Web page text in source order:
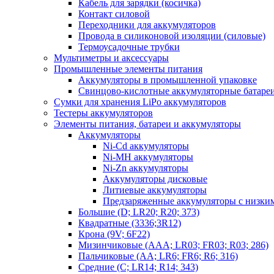
Кабель для зарядки (косичка)
Контакт силовой
Переходники для аккумуляторов
Провода в силиконовой изоляции (силовые)
Термоусадочные трубки
Мультиметры и аксессуары
Промышленные элементы питания
Аккумуляторы в промышленной упаковке
Свинцово-кислотные аккумуляторные
Сумки для хранения LiPo аккумуляторов
Тестеры аккумуляторов
Элементы питания, батареи и аккумуляторы
Аккумуляторы
Ni-Cd аккумуляторы
Ni-MH аккумуляторы
Ni-Zn аккумуляторы
Аккумуляторы дисковые
Литиевые аккумуляторы
Предзаряженные аккумуляторы с
Большие (D; LR20; R20; 373)
Квадратные (3336;3R12)
Крона (9V; 6F22)
Мизинчиковые (AAA; LR03; FR03; R03; 286)
Пальчиковые (AA; LR6; FR6; R6; 316)
Средние (C; LR14; R14; 343)